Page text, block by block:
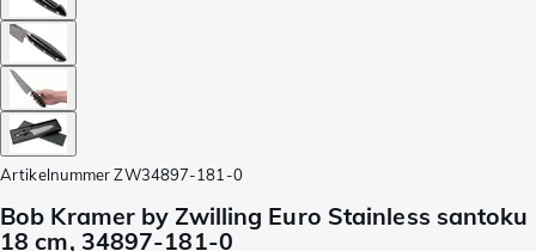
Artikelnummer ZW34897-181-0
Bob Kramer by Zwilling Euro Stainless santoku
18 cm, 34897-181-0